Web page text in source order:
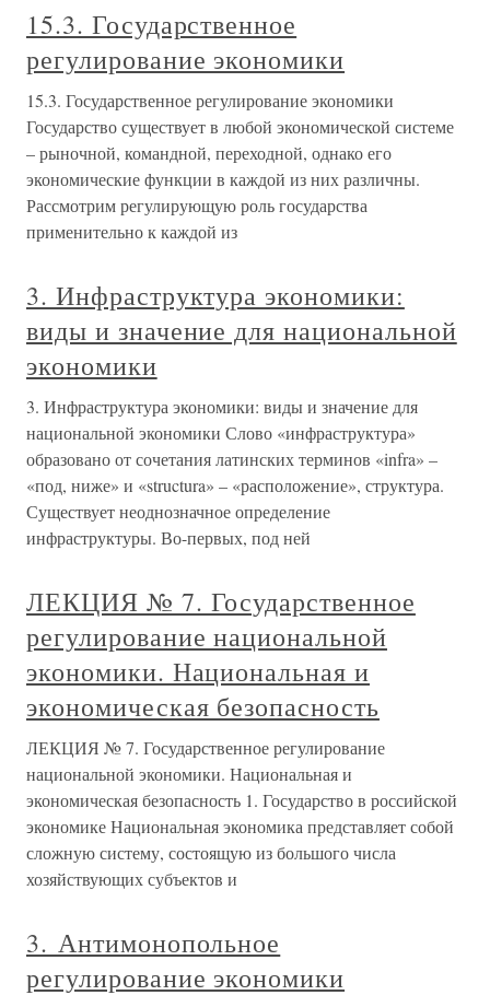
15.3. Государственное
регулирование экономики
15.3. Государственное регулирование экономики
Государство существует в любой экономической системе
– рыночной, командной, переходной, однако его
экономические функции в каждой из них различны.
Рассмотрим регулирующую роль государства
применительно к каждой из
3. Инфраструктура экономики:
виды и значение для национальной
экономики
3. Инфраструктура экономики: виды и значение для
национальной экономики Слово «инфраструктура»
образовано от сочетания латинских терминов «infra» –
«под, ниже» и «structura» – «расположение», структура.
Существует неоднозначное определение
инфраструктуры. Во-первых, под ней
ЛЕКЦИЯ № 7. Государственное
регулирование национальной
экономики. Национальная и
экономическая безопасность
ЛЕКЦИЯ № 7. Государственное регулирование
национальной экономики. Национальная и
экономическая безопасность 1. Государство в российской
экономике Национальная экономика представляет собой
сложную систему, состоящую из большого числа
хозяйствующих субъектов и
3. Антимонопольное
регулирование экономики